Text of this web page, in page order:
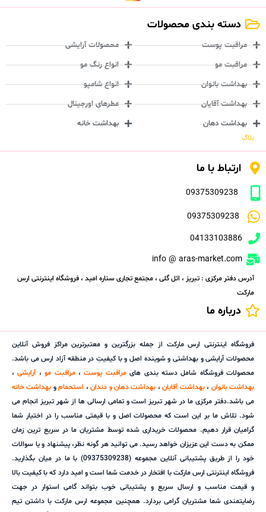
دسته بندی محصولات
مراقبت پوست
مراقبت مو
بهداشت بانوان
بهداشت آقایان
بهداشت دهان
محصولات آرایشی
انواع رنگ مو
انواع شامپو
عطرهای اورجینال
بهداشت خانه
بلاگ
ارتباط با ما
09375309238
09375309238
04133103886
info @ aras-market.com
آدرس دفتر مرکزی : تبریز ، ائل گلی ، مجتمع تجاری ستاره امید ، فروشگاه اینترنتی ارس
مارکت
درباره ما
فروشگاه اینترنتی ارس مارکت از جمله بزرگترین و معتبرترین مراکز فروش آنلاین
محصولات آرایشی و بهداشتی و شوینده اصل و با کیفیتِ در منطقه آزاد ارس می باشد.
محصولات فروشگاه شامل دسته بندی هایمراقبت پوست،مراقبت مو،آرایشی،
بهداشت بانوان ،بهداشت آقایان، بهداشت دهان و دندان، استحمامو بهداشت خانه
می باشد.دفتر مرکزی ما در شهر تبریز است و تمامی ارسالی ها از شهر تبریز انجام می
شود. تلاش ما بر این است که محصولات اصل و با قیمتی مناسب را در اختیار شما
گرامیان قرار دهیم. محصولات خریداری شده توسط مشتریان ما در سریع ترین زمان
ممکن به دست این عزیزان خواهد رسید. می توانید هر گونه نظر، پیشنهاد و یا سوالات
خود را از طریق پشتیبانی آنلاین مجموعه (09375309238) با ما در میان بگذارید.
فروشگاه اینترنتی ارس مارکت با افتخار در خدمت شما است و امید دارد که با کیفیت بالا
و قیمت مناسب و ارسال سریع و پشتیبانی خوب بتواند گامی استوار در جهت
رضایتمندی شما مشتریان گرامی بردارد. همچنین مجموعه ارس مارکت با داشتن تیم